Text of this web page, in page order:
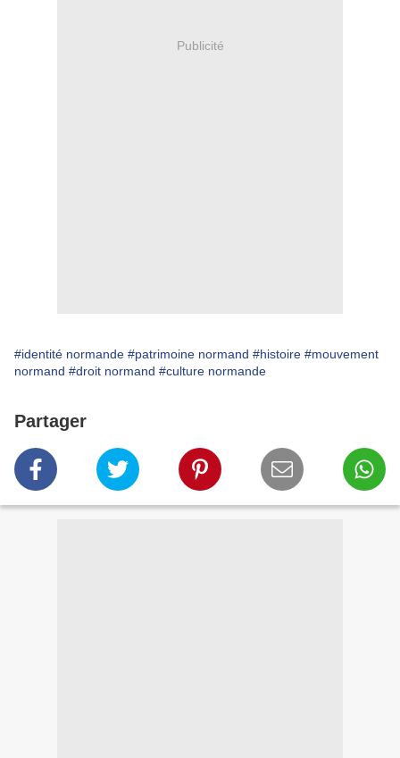
Publicité
#identité normande #patrimoine normand #histoire #mouvement
normand #droit normand #culture normande
Partager